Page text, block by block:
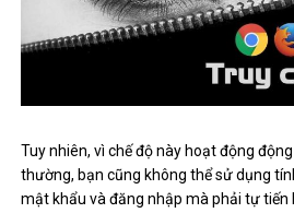
Tuy nhiên, vì chế độ này hoạt động
thường, bạn cũng không thể sử dụng
mật khẩu và đăng nhập mà phải tự tiến